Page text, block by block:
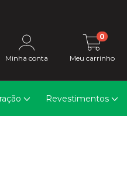
Minha conta Meu carrinho
0
Revestimentos